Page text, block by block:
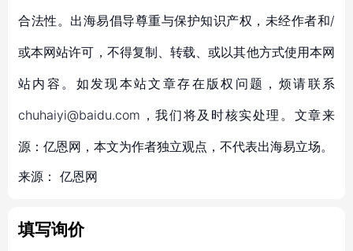
合法性。出海易倡导尊重与保护知识产权，未经作者和/
或本网站许可，不得复制、转载、或以其他方式使用本网
站内容。如发现本站文章存在版权问题，烦请联系
chuhaiyi@baidu.com，我们将及时核实处理。文章来
源：亿恩网，本文为作者独立观点，不代表出海易立场。
来源： 亿恩网
填写询价